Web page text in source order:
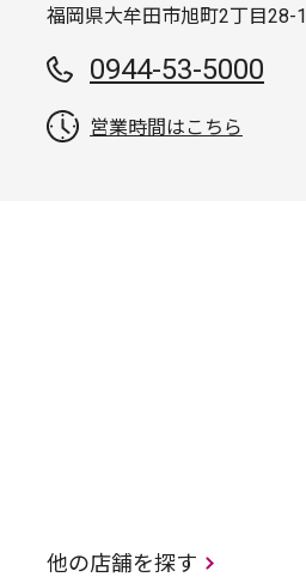
福岡県大牟田市旭町2丁目28-1
0944-53-5000
営業時間はこちら
他の店舗を探す